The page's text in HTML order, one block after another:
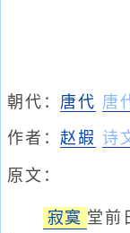
朝代： 唐代 唐
作者： 赵嘏 诗
原文：
寂寞 堂前